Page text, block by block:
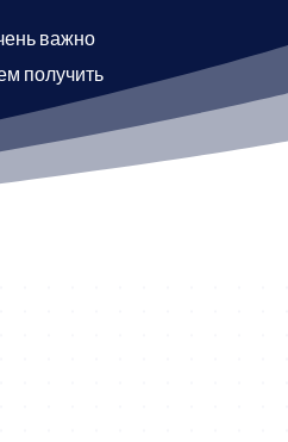
важно
получить